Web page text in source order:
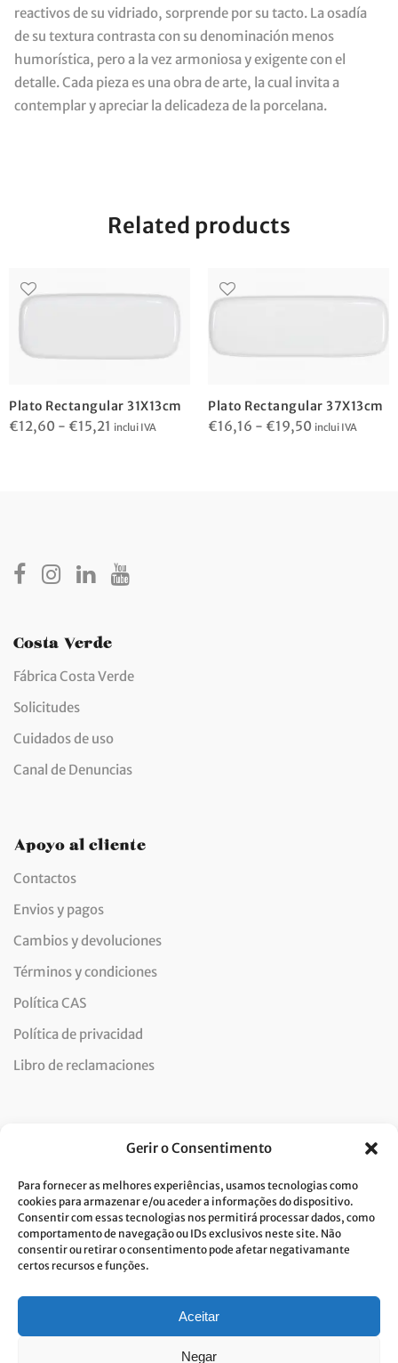
Gerir o Consentimento
Para fornecer as melhores experiências, usamos tecnologias como
cookies para armazenar e/ou aceder a informações do dispositivo.
Consentir com essas tecnologias nos permitirá processar dados, como
comportamento de navegação ou IDs exclusivos neste site. Não
consentir ou retirar o consentimento pode afetar negativamante
certos recursos e funções.
Aceitar
Negar
reactivos de su vidriado, sorprende por su tacto. La osadía
de su textura contrasta con su denominación menos
humorística, pero a la vez armoniosa y exigente con el
detalle. Cada pieza es una obra de arte, la cual invita a
contemplar y apreciar la delicadeza de la porcelana.
Related products
Plato Rectangular 31X13cm
€12,60 - €15,21 Rango
€15,21
inclui IVA
Plato Rectangular 37X13cm
€16,16 - €19,50Rango
inclui IVA
Costa Verde
Fábrica Costa Verde
Solicitudes
Cuidados de uso
Canal de Denuncias
Apoyo al cliente
Contactos
Envios y pagos
Cambios y devoluciones
Términos y condiciones
Política CAS
Política de privacidad
Libro de reclamaciones
Doy mi consentimiento para el tratamiento de datos y
acepto la política de privacidad.*
Costa Verde se compromete a aplicar el RGPD. Para procesar sus datos
nuestra política de privacidad.